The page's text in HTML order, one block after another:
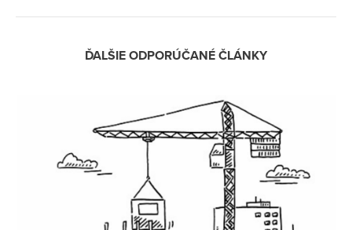
ĎALŠIE ODPORÚČANÉ ČLÁNKY